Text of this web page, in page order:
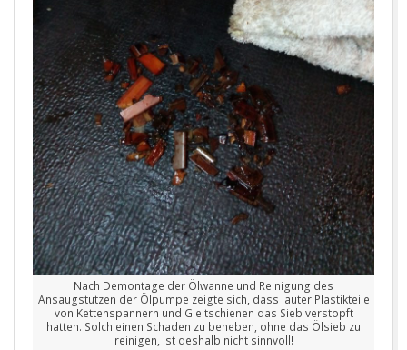
Nach Demontage der Ölwanne und Reinigung des
Ansaugstutzen der Ölpumpe zeigte sich, dass lauter Plastikteile
von Kettenspannern und Gleitschienen das Sieb verstopft
hatten. Solch einen Schaden zu beheben, ohne das Ölsieb zu
reinigen, ist deshalb nicht sinnvoll!